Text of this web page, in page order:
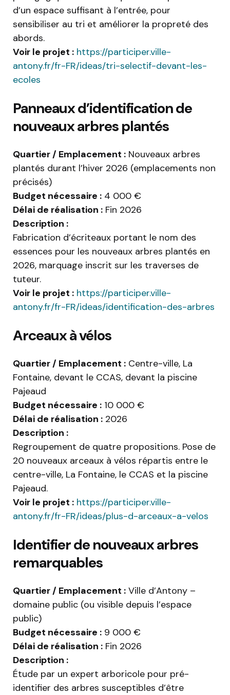
d’un espace suffisant à l’entrée, pour
sensibiliser au tri et améliorer la propreté des
abords.
Voir le projet : https://participer.ville-
antony.fr/fr-FR/ideas/tri-selectif-devant-les-
ecoles
Panneaux d’identification de
nouveaux arbres plantés
Quartier / Emplacement : Nouveaux arbres
plantés durant l’hiver 2026 (emplacements non
précisés)
Budget nécessaire : 4 000 €
Délai de réalisation : Fin 2026
Description :
Fabrication d’écriteaux portant le nom des
essences pour les nouveaux arbres plantés en
2026, marquage inscrit sur les traverses de
tuteur.
Voir le projet : https://participer.ville-
antony.fr/fr-FR/ideas/identification-des-arbres
Arceaux à vélos
Quartier / Emplacement : Centre-ville, La
Fontaine, devant le CCAS, devant la piscine
Pajeaud
Budget nécessaire : 10 000 €
Délai de réalisation : 2026
Description :
Regroupement de quatre propositions. Pose de
20 nouveaux arceaux à vélos répartis entre le
centre-ville, La Fontaine, le CCAS et la piscine
Pajeaud.
Voir le projet : https://participer.ville-
antony.fr/fr-FR/ideas/plus-d-arceaux-a-velos
Identifier de nouveaux arbres
remarquables
Quartier / Emplacement : Ville d’Antony –
domaine public (ou visible depuis l’espace
public)
Budget nécessaire : 9 000 €
Délai de réalisation : Fin 2026
Description :
Étude par un expert arboricole pour pré-
identifier des arbres susceptibles d’être